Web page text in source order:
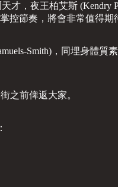
，夜王柏艾斯 (Kendry
節奏，將會非常值得
Smith)，同埋身體質
之前俾返大家。